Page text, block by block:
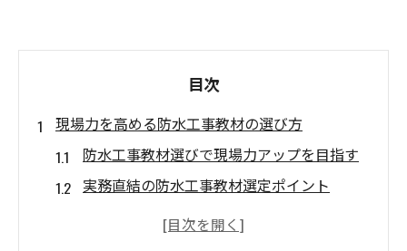
目次
現場力を高める防水工事教材の選び方
防水工事教材選びで現場力アップを目指す
実務直結の防水工事教材選定ポイント
最新教材で防水工事技術を効果的に学ぶ方